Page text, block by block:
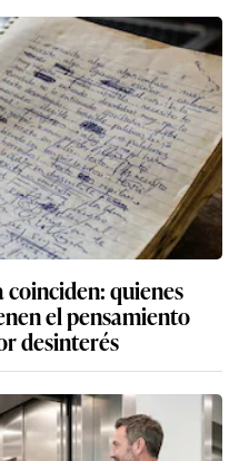
coinciden: quienes
el pensamiento
desinterés